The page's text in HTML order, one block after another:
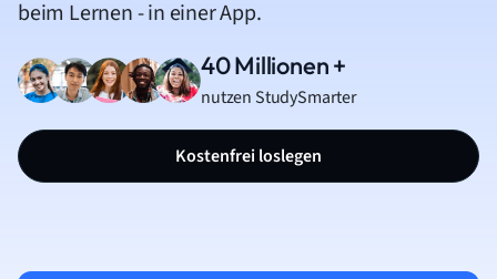
beim Lernen - in einer App.
40 Millionen +
nutzen StudySmarter
Kostenfrei loslegen